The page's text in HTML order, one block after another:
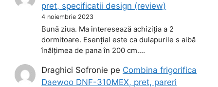
pret, specificatii design (review)
4 noiembrie 2023
Bună ziua. Ma interesează achiziția a 2
dormitoare. Esențial este ca dulapurile s aibă
înălțimea de pana în 200 cm.…
Draghici Sofronie pe Combina frigorifica
Daewoo DNF-310MEX, pret, pareri